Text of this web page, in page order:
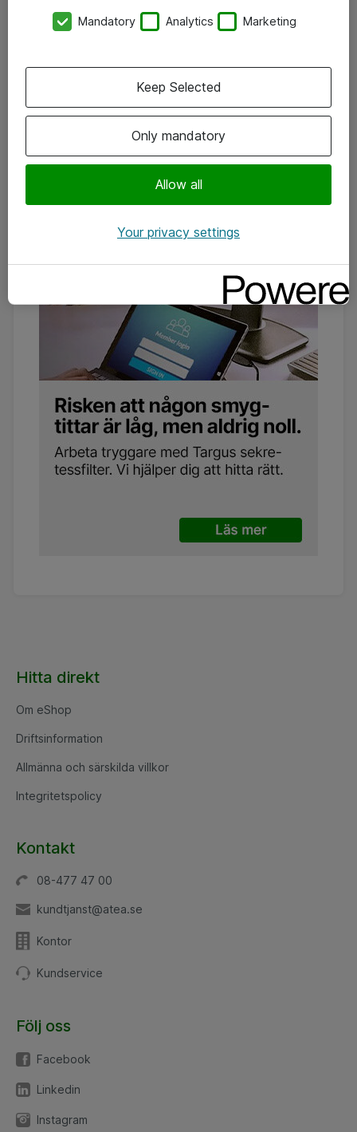
Hitta direkt
Om eShop
Driftsinformation
Allmänna och särskilda villkor
Integritetspolicy
Kontakt
08-477 47 00
kundtjanst@atea.se
Kontor
Kundservice
Följ oss
Facebook
Linkedin
Instagram
Mandatory Analytics Marketing
Only mandatory
Allow all
Keep Selected
Your privacy settings